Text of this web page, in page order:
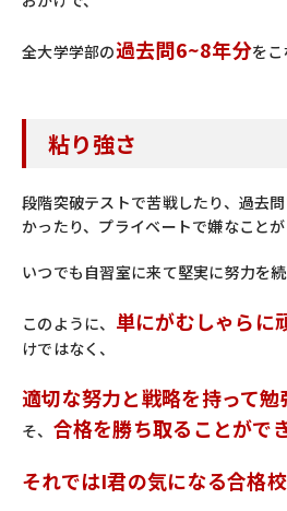
全大学学部の過去問6~8年分をこ
粘り強さ
段階突破テストで苦戦したり、過去
かったり、プライベートで嫌なことが
いつでも自習室に来て堅実に努力を続
このように、 単にがむしゃらに
けではなく、
適切な努力と戦略を持って勉
そ、 合格を勝ち取ることがで
それではI君の気になる合格